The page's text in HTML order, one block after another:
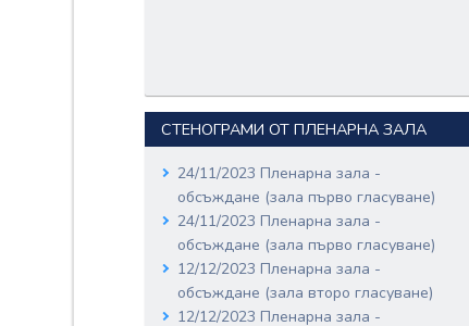
СТЕНОГРАМИ ОТ ПЛЕНАРНА ЗАЛА
24/11/2023 Пленарна зала -
обсъждане (зала първо гласуване)
24/11/2023 Пленарна зала -
обсъждане (зала първо гласуване)
12/12/2023 Пленарна зала -
обсъждане (зала второ гласуване)
12/12/2023 Пленарна зала -